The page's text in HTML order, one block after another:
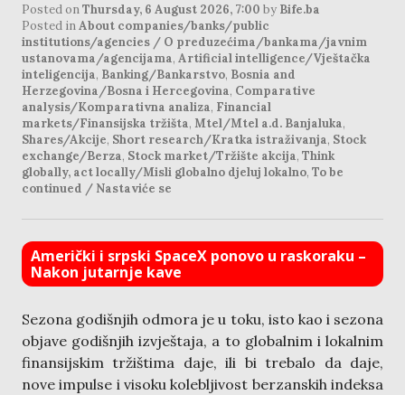
Posted onThursday, 6 August 2026, 7:00 by Bife.ba
Posted inAbout companies/banks/public
institutions/agencies / O preduzećima/bankama/javnim
ustanovama/agencijama, Artificial intelligence/Vještačka
inteligencija, Banking/Bankarstvo, Bosnia and
Herzegovina/Bosna i Hercegovina, Comparative
analysis/Komparativna analiza, Financial
markets/Finansijska tržišta, Mtel/Mtel a.d. Banjaluka,
Shares/Akcije, Short research/Kratka istraživanja, Stock
exchange/Berza, Stock market/Tržište akcija, Think
globally, act locally/Misli globalno djeluj lokalno, To be
continued / Nastaviće se
Američki i srpski SpaceX ponovo u raskoraku –
Nakon jutarnje kave
Sezona godišnjih odmora je u toku, isto kao i sezona
objave godišnjih izvještaja, a to globalnim i lokalnim
finansijskim tržištima daje, ili bi trebalo da daje,
nove impulse i visoku kolebljivost berzanskih indeksa